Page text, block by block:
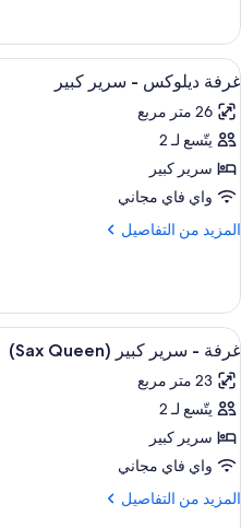
King
Room
with
City
View)
غرفة
بريميم
-
سرير
ملكي
(Sax
Room
with
View)
استعراض
جميع
صور
غرفة
ديلوكس
-
سرير
كبير
7
غرفة ديلوكس - سرير كبير
26 متر مربع
يتّسع لـ 2
سرير كبير
واي فاي مجاني
المزيد من التفاصيل
المزيد
غرفة
ديلوكس
-
سرير
كبير
استعراض
جميع
صور
غرفة
-
سرير
كبير
(Sax
6
غرفة - سرير كبير (Sax Queen)
23 متر مربع
يتّسع لـ 2
سرير كبير
واي فاي مجاني
المزيد من التفاصيل
المزيد